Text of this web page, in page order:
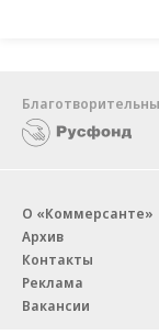
О «Коммерсанте»
Архив
Контакты
Реклама
Вакансии